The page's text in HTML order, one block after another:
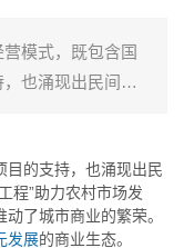
模式，既包含国
也涌现出民间创
锁，推动了城市
者相辅相成...
目的支持，也涌现出民
程”助力农村市场发
了城市商业的繁荣。
发展的商业生态。